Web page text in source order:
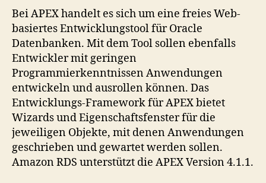
Bei APEX handelt es sich um eine freies Web-
basiertes Entwicklungstool für Oracle
Datenbanken. Mit dem Tool sollen ebenfalls
Entwickler mit geringen
Programmierkenntnissen Anwendungen
entwickeln und ausrollen können. Das
Entwicklungs-Framework für APEX bietet
Wizards und Eigenschaftsfenster für die
jeweiligen Objekte, mit denen Anwendungen
geschrieben und gewartet werden sollen.
Amazon RDS unterstützt die APEX Version 4.1.1.